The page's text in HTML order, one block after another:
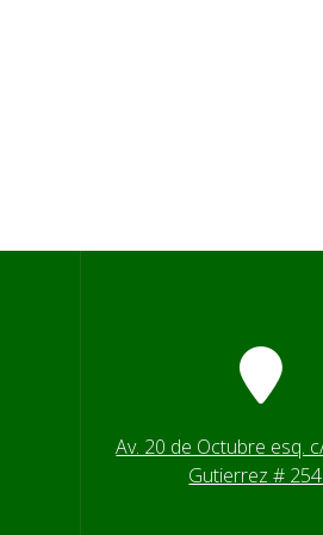
Av. 20 de Octubre esq.
Gutierrez #